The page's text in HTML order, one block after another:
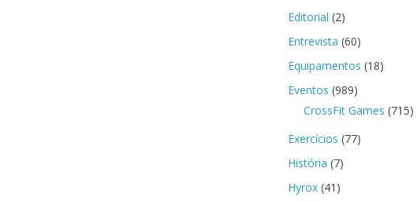
Editorial (2)
Entrevista (60)
Equipamentos (18)
Eventos (989)
CrossFit Games (715)
Exercícios (77)
História (7)
Hyrox (41)